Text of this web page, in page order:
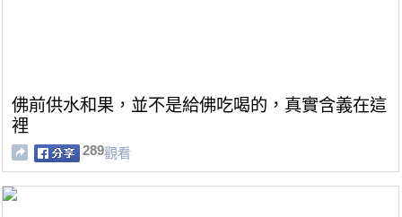
佛前供水和果，並不是給佛吃喝的，真實含義在這
裡
289觀看